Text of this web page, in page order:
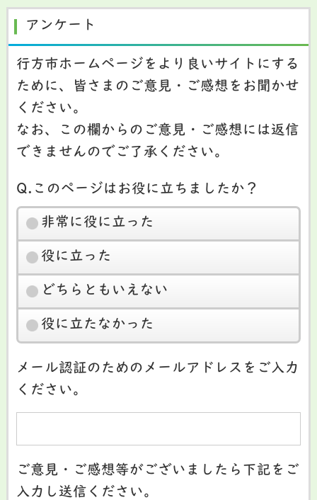
アンケート
行方市ホームページをより良いサイトにする
ために、皆さまのご意見・ご感想をお聞かせ
ください。
なお、この欄からのご意見・ご感想には返信
できませんのでご了承ください。
Q.このページはお役に立ちましたか？
非常に役に立った
役に立った
どちらともいえない
役に立たなかった
メール認証のためのメールアドレスをご入力
ください。
ご意見・ご感想等がございましたら下記をご
入力し送信ください。